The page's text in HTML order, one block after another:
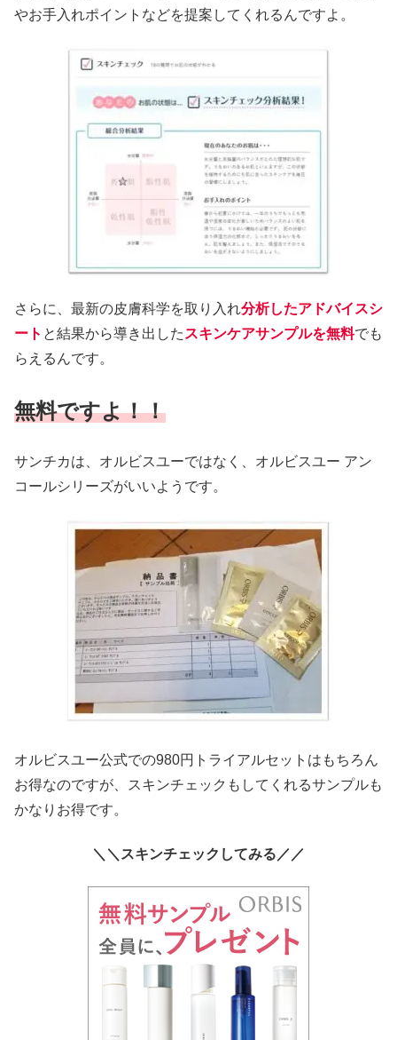
やお手入れポイントなどを提案してくれるんですよ。
さらに、最新の皮膚科学を取り入れ分析したアドバイスシ
ート と結果から導き出したスキンケアサンプルを無料でも
らえるんです。
無料ですよ！！
サンチカは、オルビスユーではなく、オルビスユー アン
コールシリーズがいいようです。
オルビスユー公式での980円トライアルセットはもちろん
お得なのですが、スキンチェックもしてくれるサンプルも
かなりお得です。
＼＼スキンチェックしてみる／／